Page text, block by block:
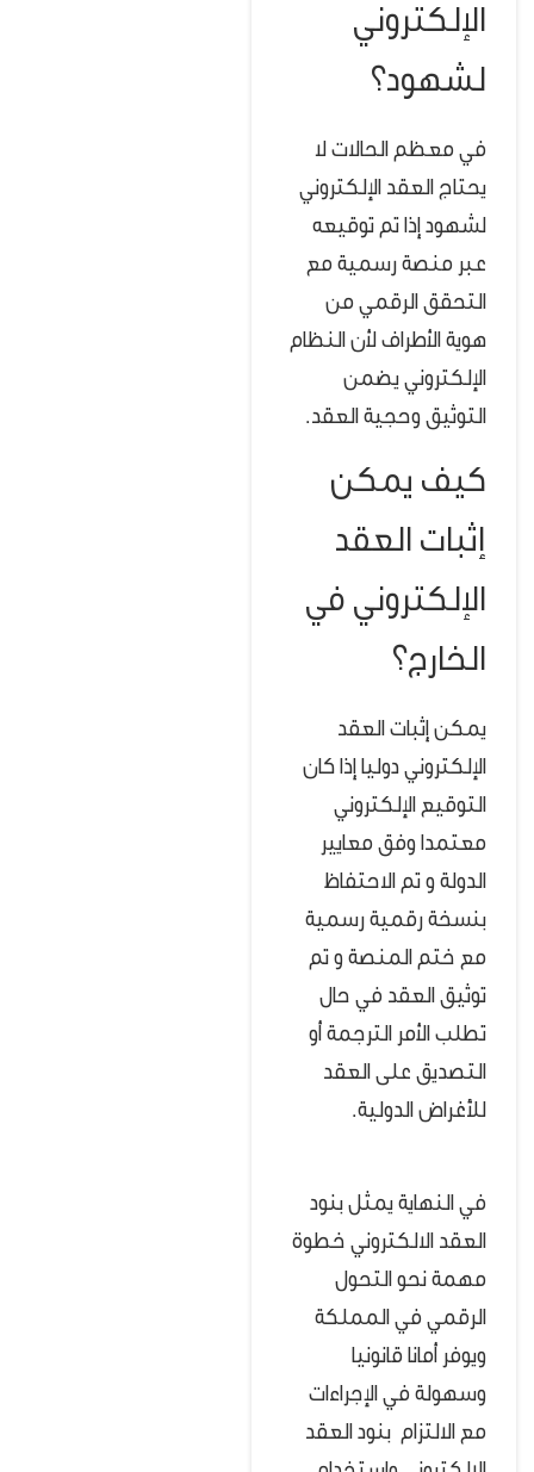
الإلكتروني
لشهود؟
في معظم الحالات لا
يحتاج العقد الإلكتروني
لشهود إذا تم توقيعه
عبر منصة رسمية مع
التحقق الرقمي من
هوية الأطراف لأن النظام
الإلكتروني يضمن
التوثيق وحجية العقد.
كيف يمكن
إثبات العقد
الإلكتروني في
الخارج؟
يمكن إثبات العقد
الإلكتروني دوليا إذا كان
التوقيع الإلكتروني
معتمدا وفق معايير
الدولة و تم الاحتفاظ
بنسخة رقمية رسمية
مع ختم المنصة و تم
توثيق العقد في حال
تطلب الأمر الترجمة أو
التصديق على العقد
للأغراض الدولية.
في النهاية يمثل بنود
العقد الالكتروني خطوة
مهمة نحو التحول
الرقمي في المملكة
ويوفر أمانا قانونيا
وسهولة في الإجراءات
مع الالتزام بنود العقد